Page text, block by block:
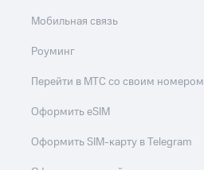
Мобильная связь
Роуминг
Перейти в МТС со своим номером
Оформить eSIM
Оформить SIM-карту в Telegram